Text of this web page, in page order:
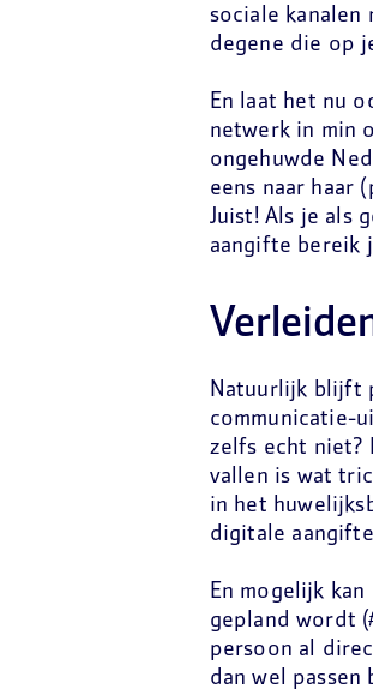
sociale kanalen
degene die op
En laat het nu
netwerk in min
ongehuwde
eens naar haar
Juist! Als je als
aangifte bereik
Natuurlijk blijft
communicatie-
zelfs echt niet?
vallen is wat
in het
digitale
En mogelijk
gepland wordt
persoon al
dan wel